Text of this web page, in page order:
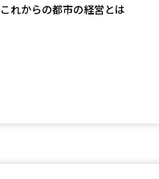
これからの都市の経営とは